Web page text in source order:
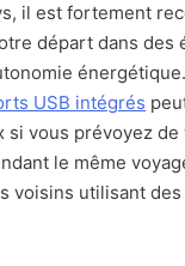
il est fortement
départ dans des
USB intégrés
si vous prévoyez
le même
voisins utilisant